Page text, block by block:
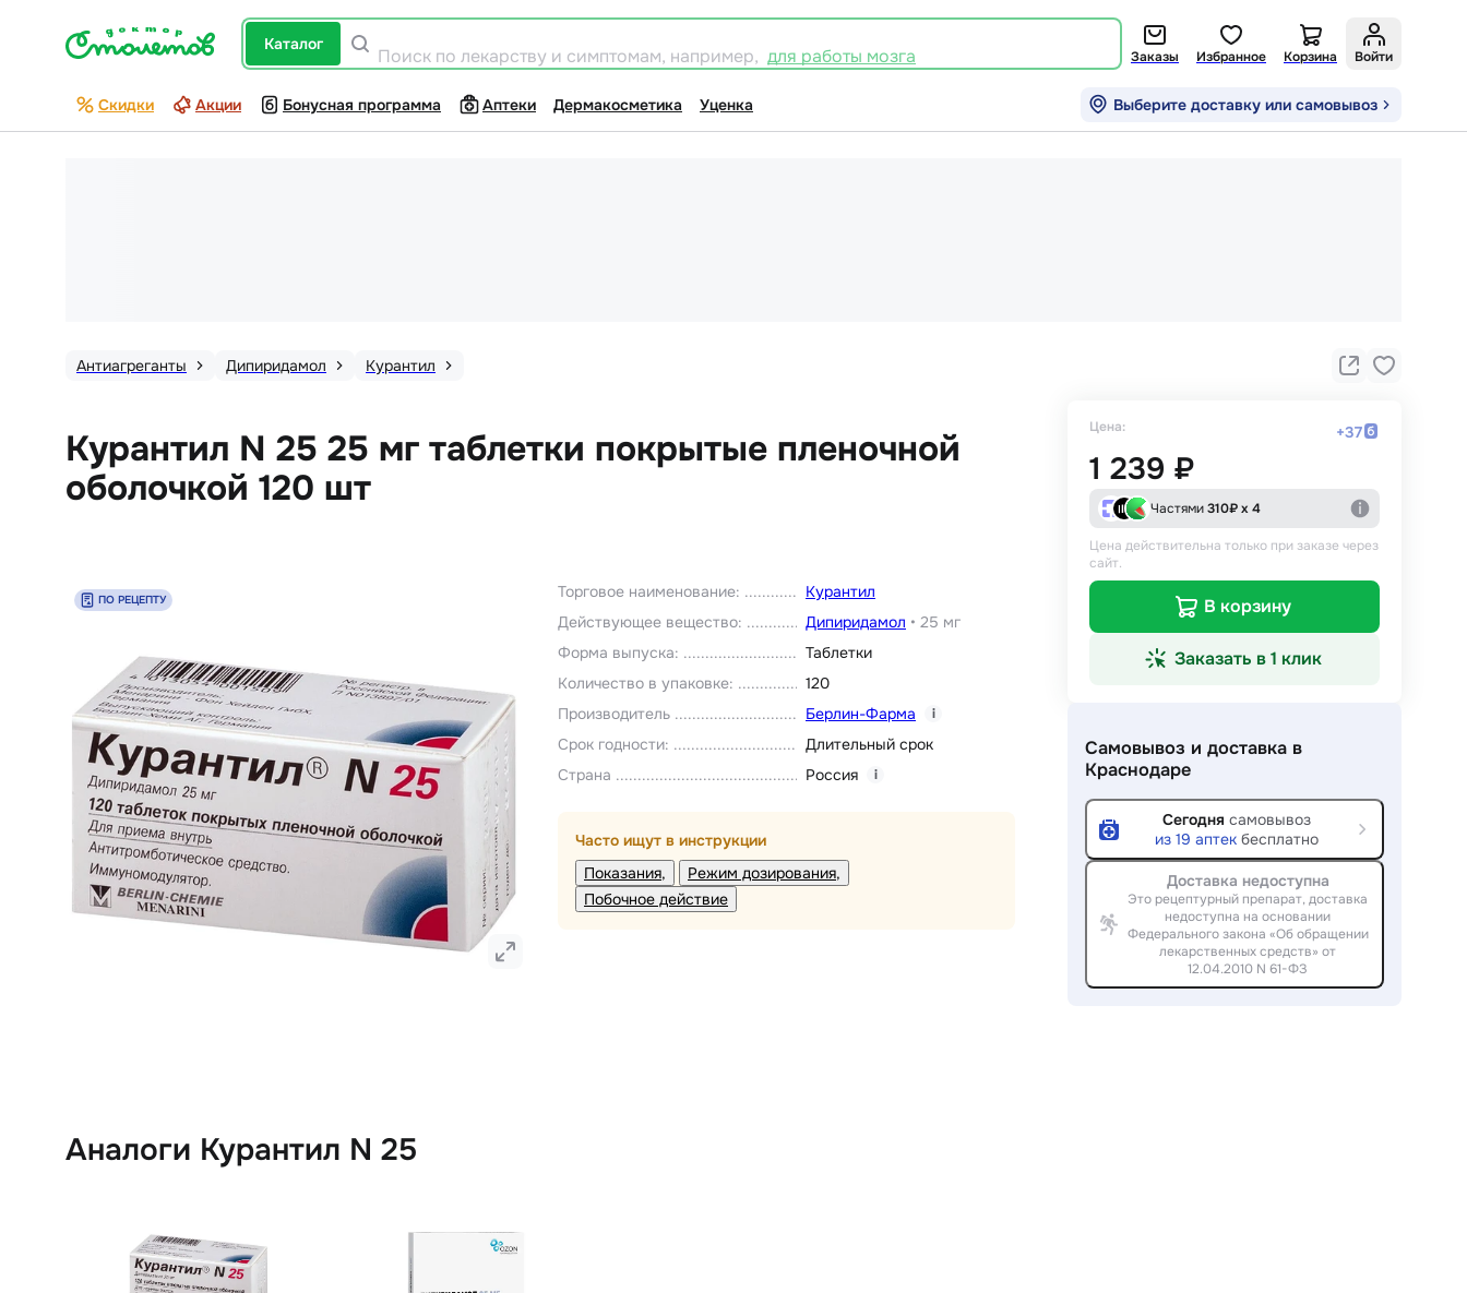
каталог
Поиск по лекарству и симптомам, например, для работы мозга Заказы Избранное Корзина Войти
Скидки Акции Бонусная программа Аптеки Дермакосметика Уценка Выберите доставку или самовывоз
Антиагреганты Дипиридамол Курантил
Курантил N 25 25 мг таблетки покрытые пленочной
оболочкой 120 шт
ПО РЕЦЕПТУ Торговое наименование:
Курантил
Действующее вещество: Дипиридамол • 25 мг
Форма выпуска:
Таблетки
Количество в упаковке:
120
Производитель
Берлин-Фарма i
Срок годности:
Длительный срок
Страна
Россия i
Часто ищут в инструкции
Показания
Режим дозирования
Побочное действие
Цена: +37
1 239 ₽
Частями310₽ х 4
Цена действительна только при заказе через
сайт.
В корзину
Заказать в 1 клик
Самовывоз и доставка в
Краснодаре
Сегодня самовывоз
из 19 аптек бесплатно
Доставка недоступна
Это рецептурный препарат, доставка
недоступна на основании
Федерального закона «Об обращении
лекарственных средств» от
12.04.2010 N 61-ФЗ
Аналоги Курантил N 25